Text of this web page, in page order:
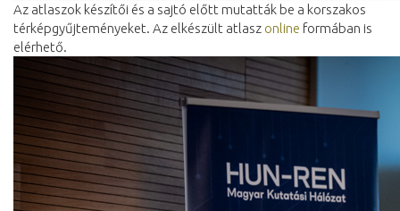
Az atlaszok készítői és a sajtó előtt mutatták be a korszakos
térképgyűjteményeket. Az elkészült atlasz online formában is
elérhető.